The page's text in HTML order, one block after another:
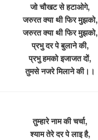
जो चौखट से हटाओगे,
जरुरत क्या थी फिर मुझको,
जरुरत क्या थी फिर मुझको,
प्रभु दर पे बुलाने की,
प्रभु हमको इजाजत दों,
तुमसे नजरे मिलाने की।।
तुम्हारे नाम की चर्चा,
श्याम तेरे दर पे लाइ है,